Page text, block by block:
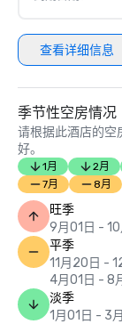
查看详细信息
季节性空房情况
请根据此酒店的空
好。
1月 2月
7月
8月
旺季
9月01日 -
平季
11月20日 -
4月01日 - 8
淡季
1月01日 - 3